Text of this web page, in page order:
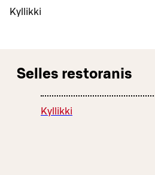
Kyllikki
Selles restoranis
Kyllikki